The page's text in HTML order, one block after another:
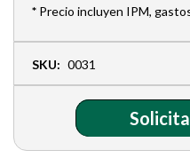
* Precio incluyen IPM,
SKU: 0031